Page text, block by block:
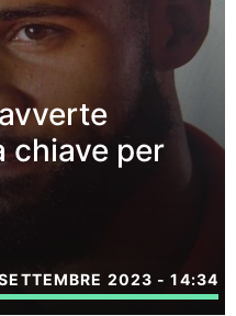
chiave per
2023 - 14:34